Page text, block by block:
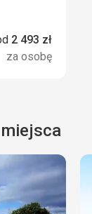
2 493 zł
za osobę